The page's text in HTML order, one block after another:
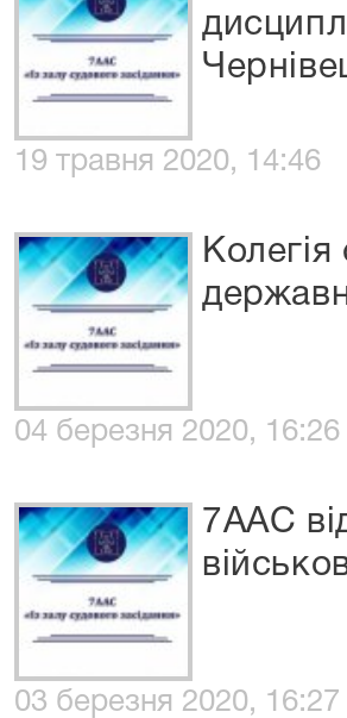
19 травня 2020, 14:46
04 березня 2020, 16:26
7ААС
03 березня 2020, 16:27